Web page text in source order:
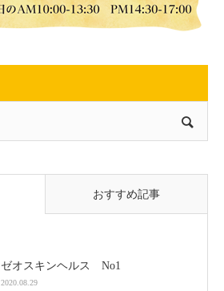
おすすめ記事
ゼオスキンヘルス No1
2020.08.29